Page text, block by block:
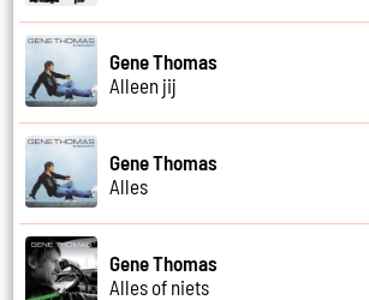
Gene Thomas
Alleen jij
Gene Thomas
Alles
Gene Thomas
Alles of niets